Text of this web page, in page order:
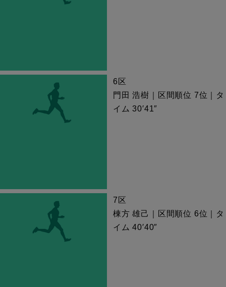
6区
門田 浩樹｜区間順位 7位｜タ
イム 30′41″
7区
棟方 雄己｜区間順位 6位｜タ
イム 40′40″